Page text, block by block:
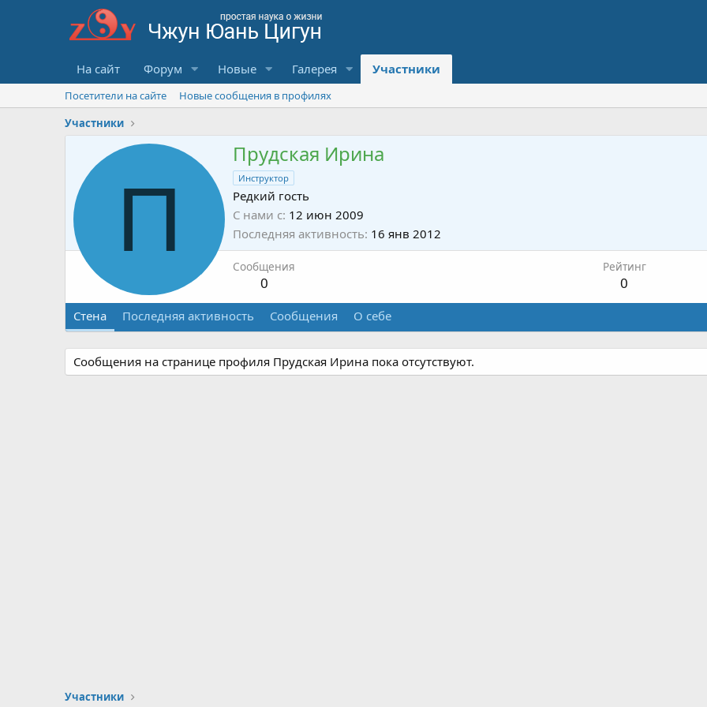
На сайт Форум Новые Галерея Участники
Посетители на сайте
Новые сообщения в профилях
Участники
П
Прудская Ирина
Инструктор
Редкий гость
С нами с 12 июн 2009
Последняя активность 16 янв 2012
Сообщения
0
Рейтинг
0
Стена Последняя активность Сообщения О себе
Сообщения на странице профиля Прудская Ирина пока отсутствуют.
Участники